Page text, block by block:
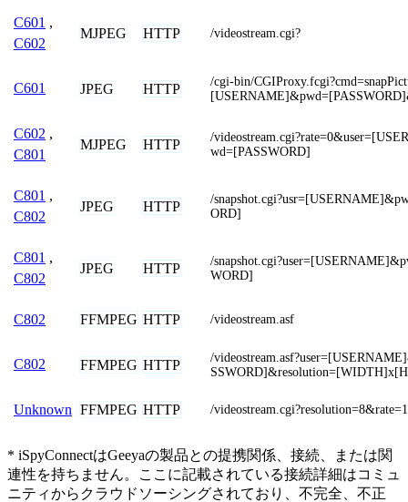
C601 ,
C602
MJPEG HTTP /videostream.cgi?
C601 JPEG HTTP
/cgi-bin/
C602 ,
C801
MJPEG HTTP
/
wd=[PASSWORD]
C801 ,
C802
JPEG HTTP
/
ORD]
C801 ,
C802
JPEG HTTP
/
WORD]
C802 FFMPEG HTTP /videostream.asf
C802 FFMPEG HTTP
/
Unknown FFMPEG HTTP /
* iSpyConnectはGeeyaの製品との提携関係、接続、または関
連性を持ちません。ここに記載されている接続詳細はコミュ
ニティからクラウドソーシングされており、不完全、不正